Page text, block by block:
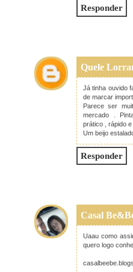
Responder
Quele
Já tinha ouvido
de marcar
Parece ser
mercado .
prático , rápido e
Um beijo
Responder
Casal
Uaau como
quero logo